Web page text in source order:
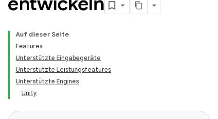
Auf dieser Seite
Features
Unterstützte Eingabegeräte
Unterstützte Leistungsfeatures
Unterstützte Engines
Unity